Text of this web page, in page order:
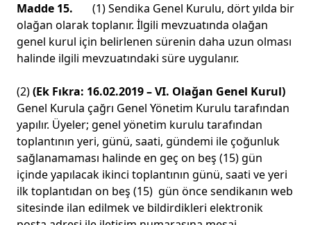
Madde 15. (1) Sendika Genel Kurulu, dört yılda bir
olağan olarak toplanır. İlgili mevzuatında olağan
genel kurul için belirlenen sürenin daha uzun olması
halinde ilgili mevzuatındaki süre uygulanır.
(2)(Ek Fıkra: 16.02.2019 – VI. Olağan Genel Kurul)
Genel Kurula çağrı Genel Yönetim Kurulu tarafından
yapılır. Üyeler; genel yönetim kurulu tarafından
toplantının yeri, günü, saati, gündemi ile çoğunluk
sağlanamaması halinde en geç on beş (15) gün
içinde yapılacak ikinci toplantının günü, saati ve yeri
ilk toplantıdan on beş (15) gün önce sendikanın web
sitesinde ilan edilmek ve bildirdikleri elektronik